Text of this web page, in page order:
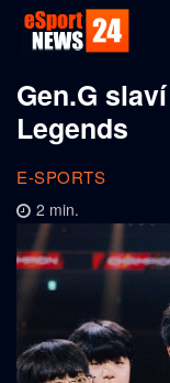
Gen.G
Legends
E-SPORTS
2 min.